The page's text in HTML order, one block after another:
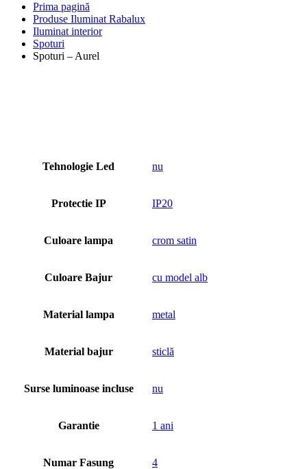
Prima pagină
Produse Iluminat Rabalux
Iluminat interior
Spoturi
Spoturi – Aurel
Tehnologie Led nu
Protectie IP IP20
Culoare lampa crom satin
Culoare Bajur cu model alb
Material lampa metal
Material bajur sticlă
Surse luminoase incluse nu
Garantie 1 ani
Numar Fasung 4